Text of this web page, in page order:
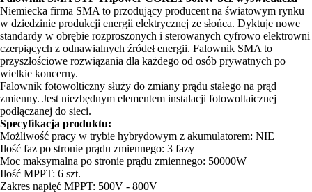
Niemiecka firma SMA to przodujący producent na światowym rynku
w dziedzinie produkcji energii elektrycznej ze słońca. Dyktuje nowe
standardy w obrębie rozproszonych i sterowanych cyfrowo elektrowni
czerpiących z odnawialnych źródeł energii. Falownik SMA to
przyszłościowe rozwiązania dla każdego od osób prywatnych po
wielkie koncerny.
Falownik fotowolticzny służy do zmiany prądu stałego na prąd
zmienny. Jest niezbędnym elementem instalacji fotowoltaicznej
podłączanej do sieci.
Specyfikacja produktu:
Możliwość pracy w trybie hybrydowym z akumulatorem: NIE
Ilość faz po stronie prądu zmiennego: 3 fazy
Moc maksymalna po stronie prądu zmiennego: 50000W
Ilość MPPT: 6 szt.
Zakres napięć MPPT: 500V - 800V